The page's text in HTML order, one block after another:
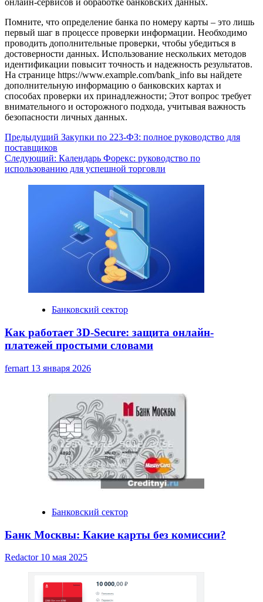
Помните, что определение банка по номеру карты – это лишь
первый шаг в процессе проверки информации. Необходимо
проводить дополнительные проверки, чтобы убедиться в
достоверности данных. Использование нескольких методов
идентификации повысит точность и надежность результатов.
На странице https://www.example.com/bank_info вы найдете
дополнительную информацию о банковских картах и
способах проверки их принадлежности; Этот вопрос требует
внимательного и осторожного подхода, учитывая важность
безопасности личных данных.
Навигация
записи
Предыдущий Закупки по 223-ФЗ: полное руководство для
поставщиков
Следующий: Календарь Форекс: руководство по
использованию для успешной торговли
Банковский сектор
Как работает 3D-Secure: защита онлайн-
платежей простыми словами
fernart 13 января 2026
Банковский сектор
Банк Москвы: Какие карты без комиссии?
Redactor 10 мая 2025